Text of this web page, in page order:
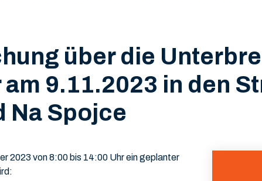
über die
9.11.2023 in den
Na Spojce
2023 von 8:00 bis 14:00 Uhr ein geplanter